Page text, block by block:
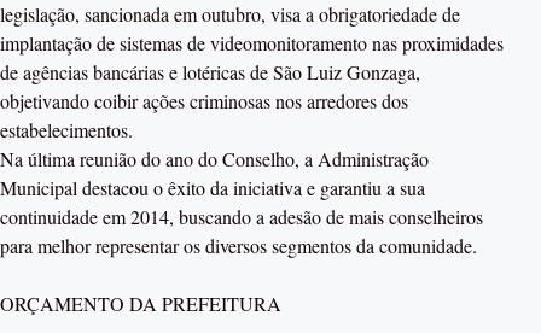
legislação, sancionada em outubro, visa a obrigatoriedade de
implantação de sistemas de videomonitoramento nas proximidades
de agências bancárias e lotéricas de São Luiz Gonzaga,
objetivando coibir ações criminosas nos arredores dos
estabelecimentos.
Na última reunião do ano do Conselho, a Administração
Municipal destacou o êxito da iniciativa e garantiu a sua
continuidade em 2014, buscando a adesão de mais conselheiros
para melhor representar os diversos segmentos da comunidade.
ORÇAMENTO DA PREFEITURA